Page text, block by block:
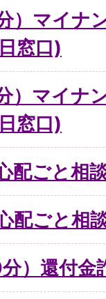
）マイナ
窓口)
）マイナ
窓口)
配ごと相
配ごと相
）還付金